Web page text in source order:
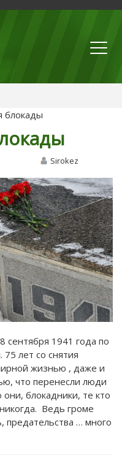
блокады
Sirokez
сентября 1941 года по
лет со снятия
жизнью , даже и
что перенесли люди
блокадники, те кто
Ведь громе
предательства … много